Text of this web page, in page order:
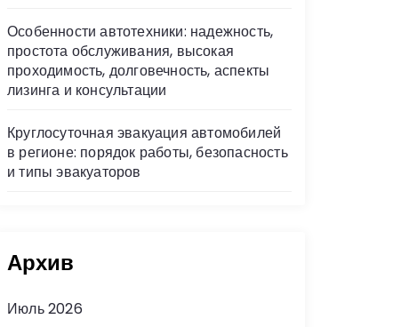
Особенности автотехники: надежность,
простота обслуживания, высокая
проходимость, долговечность, аспекты
лизинга и консультации
Круглосуточная эвакуация автомобилей
в регионе: порядок работы, безопасность
и типы эвакуаторов
Архив
Июль 2026